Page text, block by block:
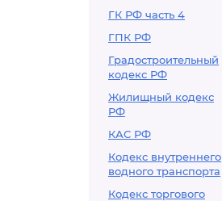
ГК РФ часть 4
ГПК РФ
Градостроительный
кодекс РФ
Жилищный кодекс
РФ
КАС РФ
Кодекс внутреннего
водного транспорта
Кодекс торгового